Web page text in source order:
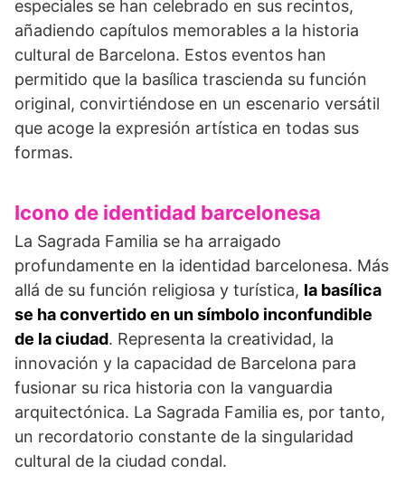
especiales se han celebrado en sus recintos,
añadiendo capítulos memorables a la historia
cultural de Barcelona. Estos eventos han
permitido que la basílica trascienda su función
original, convirtiéndose en un escenario versátil
que acoge la expresión artística en todas sus
formas.
Icono de identidad barcelonesa
La Sagrada Familia se ha arraigado
profundamente en la identidad barcelonesa. Más
allá de su función religiosa y turística, la basílica
se ha convertido en un símbolo inconfundible
de la ciudad. Representa la creatividad, la
innovación y la capacidad de Barcelona para
fusionar su rica historia con la vanguardia
arquitectónica. La Sagrada Familia es, por tanto,
un recordatorio constante de la singularidad
cultural de la ciudad condal.